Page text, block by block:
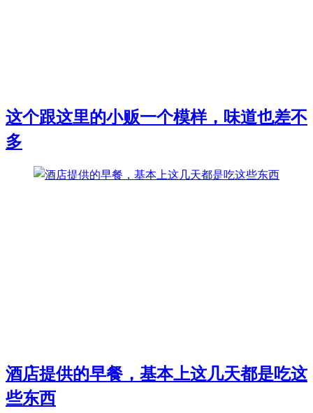
这个跟这里的小贩一个模样，味道也差不
多
酒店提供的早餐，基本上这几天都是吃这
些东西